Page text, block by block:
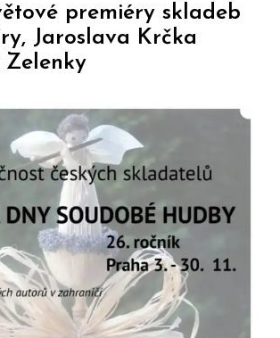
premiéry skladeb
Jaroslava Krčka